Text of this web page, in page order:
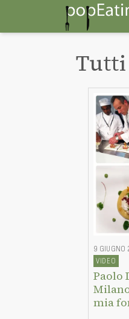
9 GIUGNO
VIDEO
Paolo
mia